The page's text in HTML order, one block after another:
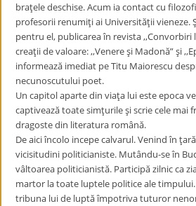
braţele deschise. Acum ia contact cu
profesorii renumiţi ai Universităţii vieneze.
pentru el, publicarea în revista ,,Convorbiri
creaţii de valoare: ,,Venere şi Madonă” şi
informează imediat pe Titu Maiorescu
necunoscutului poet.
Un capitol aparte din viaţa lui este epoca
captivează toate simţurile şi scrie cele mai
dragoste din literatura română.
De aici încolo incepe calvarul. Venind în
vicisitudini politicianiste. Mutându-se în
vâltoarea politicianistă. Participă zilnic ca
martor la toate luptele politice ale timpului.
tribuna lui de luptă împotriva tuturor